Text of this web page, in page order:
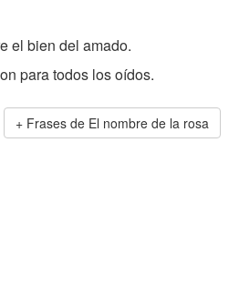
el bien del amado.
para todos los oídos.
Frases de El nombre de la rosa